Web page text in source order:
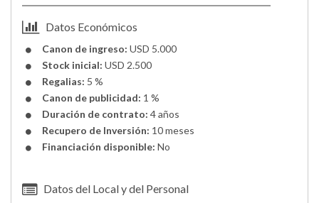
Datos Económicos
Canon de ingreso: USD 5.000
Stock inicial: USD 2.500
Regalias: 5 %
Canon de publicidad: 1 %
Duración de contrato: 4 años
Recupero de Inversión: 10 meses
Financiación disponible: No
Datos del Local y del Personal